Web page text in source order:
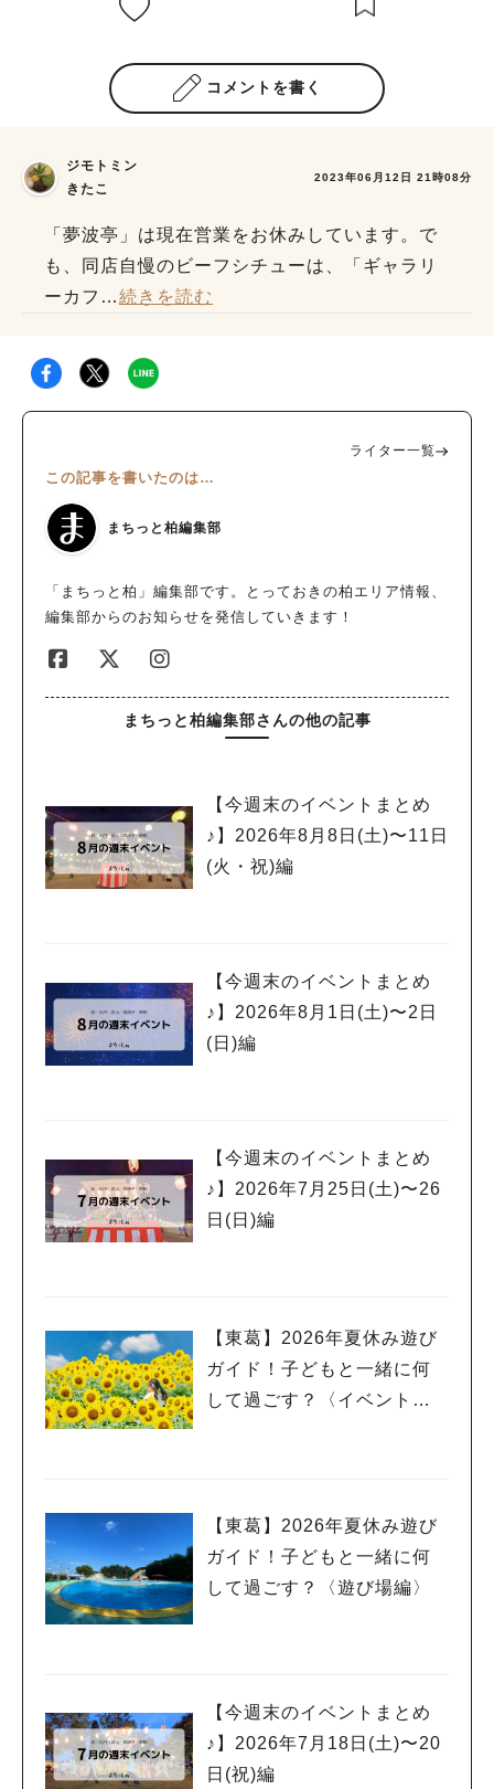
コメントを書く
ジモトミン
きたこ
2023年06月12日 21時08分
「夢波亭」は現在営業をお休みしています。で
も、同店自慢のビーフシチューは、「ギャラリ
ーカフ …続きを読む
ライター一覧
この記事を書いたのは…
まちっと柏編集部
「まちっと柏」編集部です。とっておきの柏エリア情報、
編集部からのお知らせを発信していきます！
まちっと柏編集部さんの他の記事
【今週末のイベントまとめ
♪】2026年8月8日(土)〜11日
(火・祝)編
【今週末のイベントまとめ
♪】2026年8月1日(土)〜2日
(日)編
【今週末のイベントまとめ
♪】2026年7月25日(土)〜26
日(日)編
【東葛】2026年夏休み遊び
ガイド！子どもと一緒に何
して過ごす？〈イベント
【東葛】2026年夏休み遊び
ガイド！子どもと一緒に何
して過ごす？〈遊び場編〉
【今週末のイベントまとめ
♪】2026年7月18日(土)〜20
日(祝)編
#イベント#公園#教えたい／教えて投稿記事
#教えたい/こんなの見つけた